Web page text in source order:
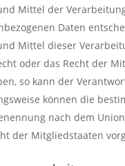
Mittel der
Daten
Mittel dieser
oder das Recht der
so kann der
können die
nach dem
der Mitgliedstaaten